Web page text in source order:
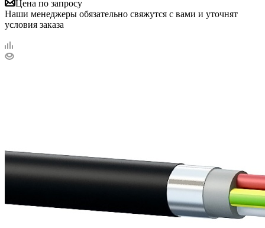
Цена по запросу
Наши менеджеры обязательно свяжутся с вами и уточнят
условия заказа